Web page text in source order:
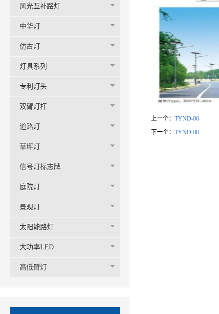
风光互补路灯
中华灯
仿古灯
灯具系列
专利灯头
双臂灯杆
道路灯
草坪灯
信号灯标志牌
庭院灯
景观灯
太阳能路灯
大功率LED
高低臂灯
上一个： TYND-06
下一个： TYND-08